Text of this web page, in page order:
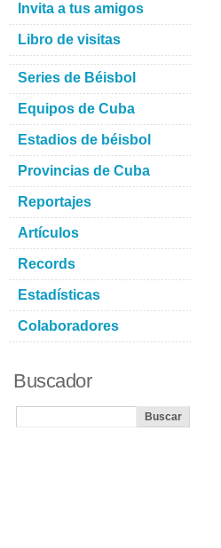
Invita a tus amigos
Libro de visitas
Series de Béisbol
Equipos de Cuba
Estadios de béisbol
Provincias de Cuba
Reportajes
Artículos
Records
Estadísticas
Colaboradores
Buscador